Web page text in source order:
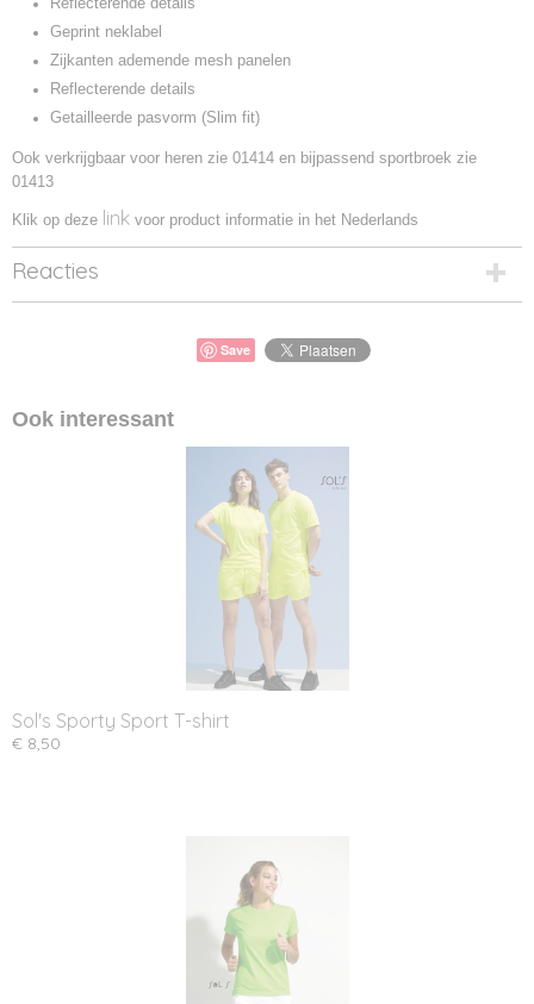
Geprint neklabel
Zijkanten ademende mesh panelen
Reflecterende details
Getailleerde pasvorm (Slim fit)
Ook verkrijgbaar voor heren zie 01414 en bijpassend sportbroek zie
01413
Klik op deze link voor product informatie in het Nederlands
Reacties
Save
Ook interessant
Sol's Sporty Sport T-shirt
€ 8,50